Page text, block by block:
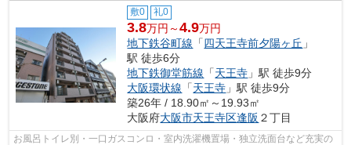
敷0 礼0
3.8万円～4.9万円
地下鉄谷町線 「四天王寺前夕陽ヶ丘 」
駅 徒歩6分
地下鉄御堂筋線 「天王寺 」駅 徒歩9分
大阪環状線 「天王寺 」駅 徒歩9分
築26年 / 18.90㎡～19.93㎡
大阪府大阪市天王寺区逢阪 ２丁目
お風呂トイレ別・一口ガスコンロ・室内洗濯機置場・独立洗面台など充実の